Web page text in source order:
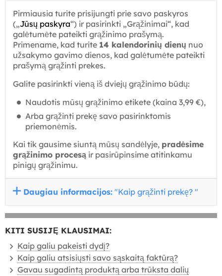
Pirmiausia turite prisijungti prie savo paskyros
(„Jūsų paskyra“) ir pasirinkti „Grąžinimai“, kad
galėtumėte pateikti grąžinimo prašymą.
Primename, kad turite 14 kalendorinių dienų nuo
užsakymo gavimo dienos, kad galėtumėte pateikti
prašymą grąžinti prekes.
Galite pasirinkti vieną iš dviejų grąžinimo būdų:
Naudotis mūsų grąžinimo etikete (kaina 3,99 €),
Arba grąžinti prekę savo pasirinktomis
priemonėmis.
Kai tik gausime siuntą mūsų sandėlyje, pradėsime
grąžinimo procesą ir pasirūpinsime atitinkamu
pinigų grąžinimu.
Daugiau informacijos: "Kaip grąžinti prekę? "
KITI SUSIJĘ KLAUSIMAI:
Kaip galiu pakeisti dydį?
Kaip galiu atsisiųsti savo sąskaitą faktūrą?
Gavau sugadintą produktą arba trūksta dalių